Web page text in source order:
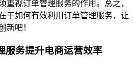
重视订单管理服务的作用。总之，
于如何有效利用订单管理服务，让
新吧！
服务提升电商运营效率